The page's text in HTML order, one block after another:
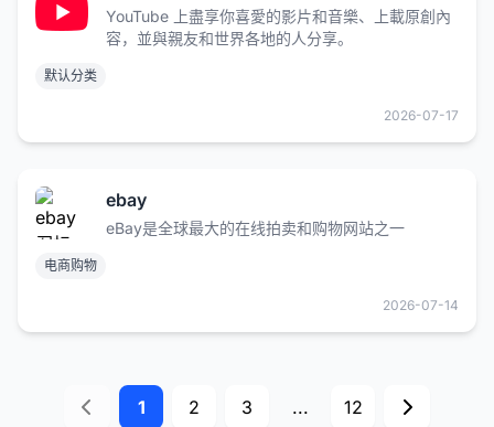
YouTube 上盡享你喜愛的影片和音樂、上載原創內
容，並與親友和世界各地的人分享。
默认分类
2026-07-17
ebay
eBay是全球最大的在线拍卖和购物网站之一
电商购物
2026-07-14
1 2 3 ... 12